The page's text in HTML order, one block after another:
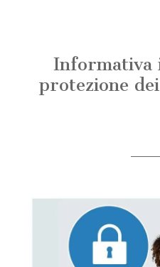
Informativa
protezione